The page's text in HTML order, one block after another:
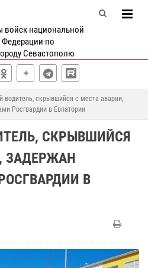
войск национальной
Федерации по
Севастополю
водитель, скрывшийся с места аварии,
Росгвардии в Евпатории
СКРЫВШИЙСЯ
ЗАДЕРЖАН
В